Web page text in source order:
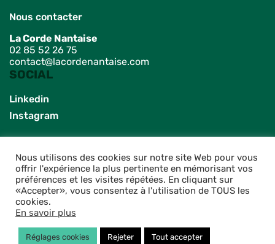
Nous contacter
La Corde Nantaise
02 85 52 26 75
contact@lacordenantaise.com
SOCIAL
Linkedin
Instagram
© Copyright 2026 - Tous droits réservés - Conception design par Athome
Studio
Mentions légales•Politique de confidentialité
Nous utilisons des cookies sur notre site Web pour vous
offrir l'expérience la plus pertinente en mémorisant vos
préférences et les visites répétées. En cliquant sur
«Accepter», vous consentez à l'utilisation de TOUS les
cookies.
En savoir plus
Réglages cookies Rejeter Tout accepter